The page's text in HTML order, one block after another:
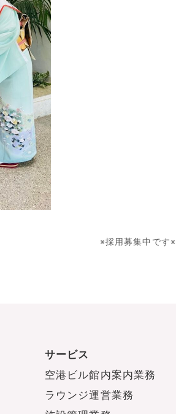
※採用募集中です※
サービス
空港ビル館内案内業務
ラウンジ運営業務